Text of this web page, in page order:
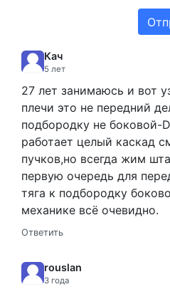
Кач
5 лет
27 лет занимаюсь и вот
плечи это не передний
подбородку не боковой-
работает целый каскад
пучков,но всегда жим
первую очередь для
тяга к подбородку
механике всё очевидно.
Ответить
rouslan
3 года